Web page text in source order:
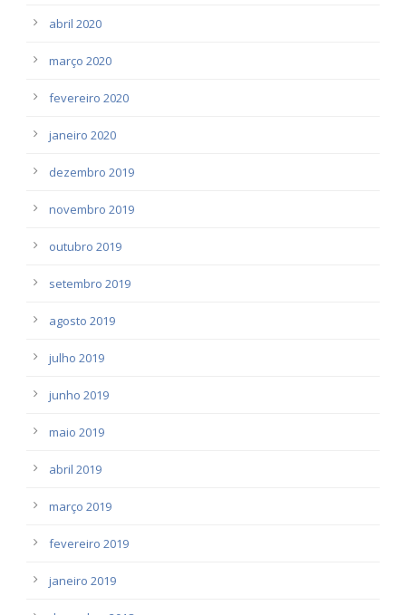
abril 2020
março 2020
fevereiro 2020
janeiro 2020
dezembro 2019
novembro 2019
outubro 2019
setembro 2019
agosto 2019
julho 2019
junho 2019
maio 2019
abril 2019
março 2019
fevereiro 2019
janeiro 2019